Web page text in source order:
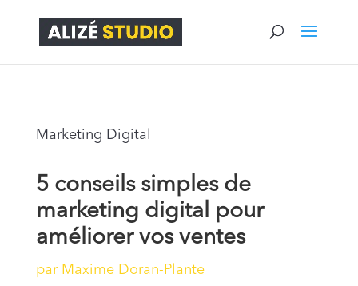
Marketing Digital
5 conseils simples de
marketing digital pour
améliorer vos ventes
par Maxime Doran-Plante